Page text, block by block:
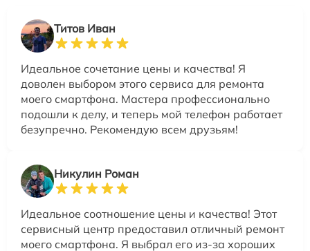
Титов Иван
Идеальное сочетание цены и качества! Я
доволен выбором этого сервиса для ремонта
моего смартфона. Мастера профессионально
подошли к делу, и теперь мой телефон работает
безупречно. Рекомендую всем друзьям!
Никулин Роман
Идеальное соотношение цены и качества! Этот
сервисный центр предоставил отличный ремонт
моего смартфона. Я выбрал его из-за хороших